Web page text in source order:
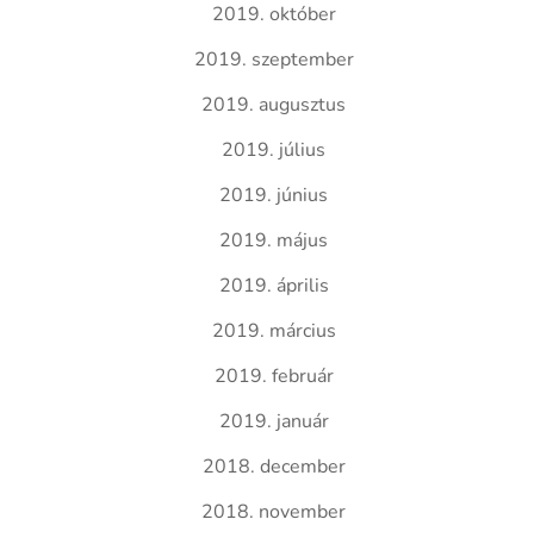
2019. október
2019. szeptember
2019. augusztus
2019. július
2019. június
2019. május
2019. április
2019. március
2019. február
2019. január
2018. december
2018. november